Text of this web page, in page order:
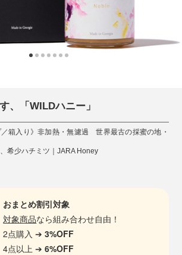
、「WILDハニー」
／箱入り》非加熱・無濾過 世界最古の採蜜の地・
希少ハチミツ｜JARA Honey
おまとめ割引対象
対象商品なら組み合わせ自由！
2点購入 ➔3%OFF
4点以上 ➔6%OFF